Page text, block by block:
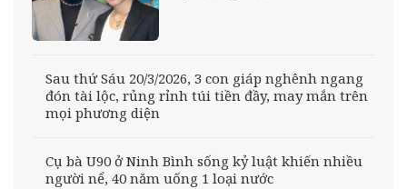
Sau thứ Sáu 20/3/2026, 3 con giáp nghênh ngang
đón tài lộc, rủng rỉnh túi tiền đầy, may mắn trên
mọi phương diện
Cụ bà U90 ở Ninh Bình sống kỷ luật khiến nhiều
người nể, 40 năm uống 1 loại nước